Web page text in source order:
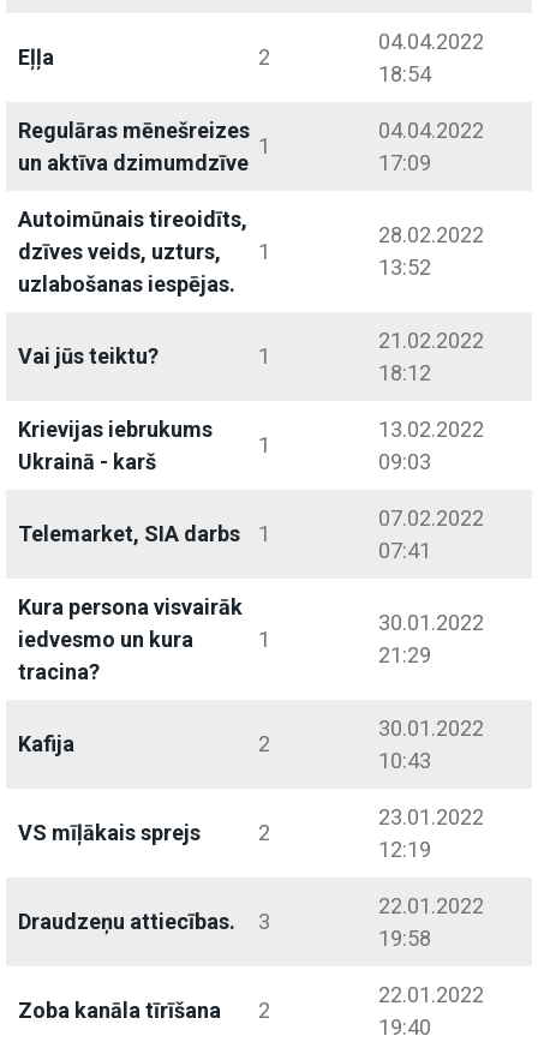
Eļļa 2
04.04.2022
18:54
Regulāras mēnešreizes
un aktīva dzimumdzīve
1
04.04.2022
17:09
Autoimūnais tireoidīts,
dzīves veids, uzturs,
uzlabošanas iespējas.
1
28.02.2022
13:52
Vai jūs teiktu? 1
21.02.2022
18:12
Krievijas iebrukums
Ukrainā - karš
1
13.02.2022
09:03
Telemarket, SIA darbs 1
07.02.2022
07:41
Kura persona visvairāk
iedvesmo un kura
tracina?
1
30.01.2022
21:29
Kafija 2
30.01.2022
10:43
VS mīļākais sprejs 2
23.01.2022
12:19
Draudzeņu attiecības. 3
22.01.2022
19:58
Zoba kanāla tīrīšana 2
22.01.2022
19:40